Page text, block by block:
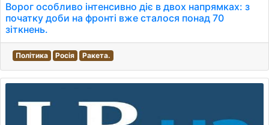
Ворог особливо інтенсивно діє в двох напрямках: з
початку доби на фронті вже сталося понад 70
зіткнень.
Політика Росія Ракета.